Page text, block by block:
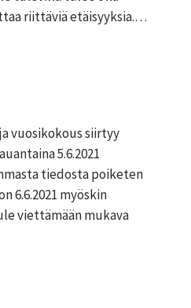
riittäviä etäisyyksia.…
vuosikokous siirtyy
5.6.2021
tiedosta poiketen
6.6.2021 myöskin
viettämään mukava